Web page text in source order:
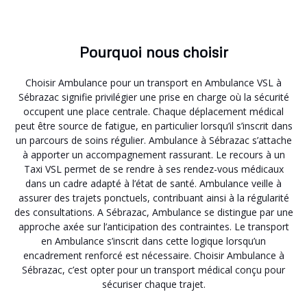
Pourquoi nous choisir
Choisir Ambulance pour un transport en Ambulance VSL à
Sébrazac signifie privilégier une prise en charge où la sécurité
occupent une place centrale. Chaque déplacement médical
peut être source de fatigue, en particulier lorsqu’il s’inscrit dans
un parcours de soins régulier. Ambulance à Sébrazac s’attache
à apporter un accompagnement rassurant. Le recours à un
Taxi VSL permet de se rendre à ses rendez-vous médicaux
dans un cadre adapté à l’état de santé. Ambulance veille à
assurer des trajets ponctuels, contribuant ainsi à la régularité
des consultations. A Sébrazac, Ambulance se distingue par une
approche axée sur l’anticipation des contraintes. Le transport
en Ambulance s’inscrit dans cette logique lorsqu’un
encadrement renforcé est nécessaire. Choisir Ambulance à
Sébrazac, c’est opter pour un transport médical conçu pour
sécuriser chaque trajet.